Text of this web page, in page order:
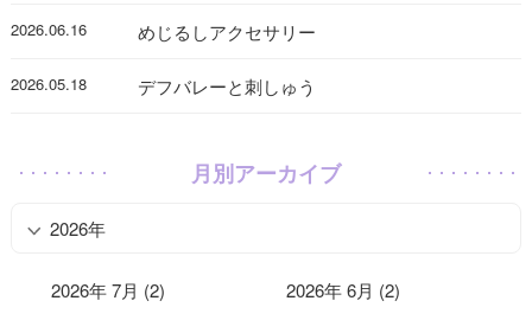
2026.06.16 めじるしアクセサリー
2026.05.18 デフバレーと刺しゅう
月別アーカイブ
2026年
2026年 7月 (2) 2026年 6月 (2)